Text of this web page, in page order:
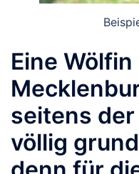
Eine
seitens
völlig